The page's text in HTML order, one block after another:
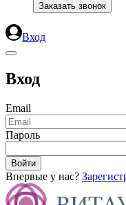
Заказать звонок
Вход
Вход
Email
Пароль
Впервые у нас?